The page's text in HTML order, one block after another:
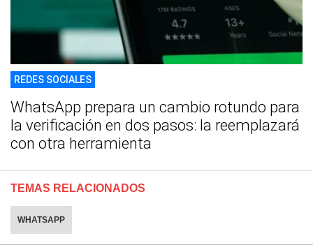
REDES SOCIALES
WhatsApp prepara un cambio rotundo para
la verificación en dos pasos: la reemplazará
con otra herramienta
TEMAS RELACIONADOS
WHATSAPP